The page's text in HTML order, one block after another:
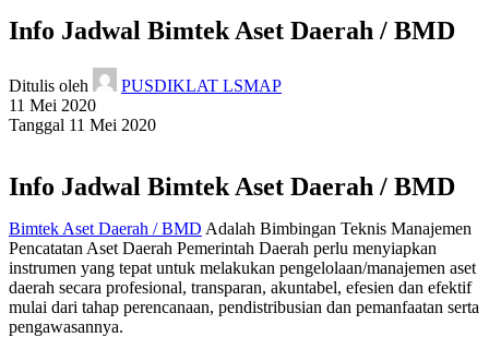
Info Jadwal Bimtek Aset Daerah / BMD
Ditulis oleh
PUSDIKLAT LSMAP
11 Mei 2020
Tanggal 11 Mei 2020
Info Jadwal Bimtek Aset Daerah / BMD
Bimtek Aset Daerah / BMD Adalah Bimbingan Teknis Manajemen
Pencatatan Aset Daerah Pemerintah Daerah perlu menyiapkan
instrumen yang tepat untuk melakukan pengelolaan/manajemen aset
daerah secara profesional, transparan, akuntabel, efesien dan efektif
mulai dari tahap perencanaan, pendistribusian dan pemanfaatan serta
pengawasannya.